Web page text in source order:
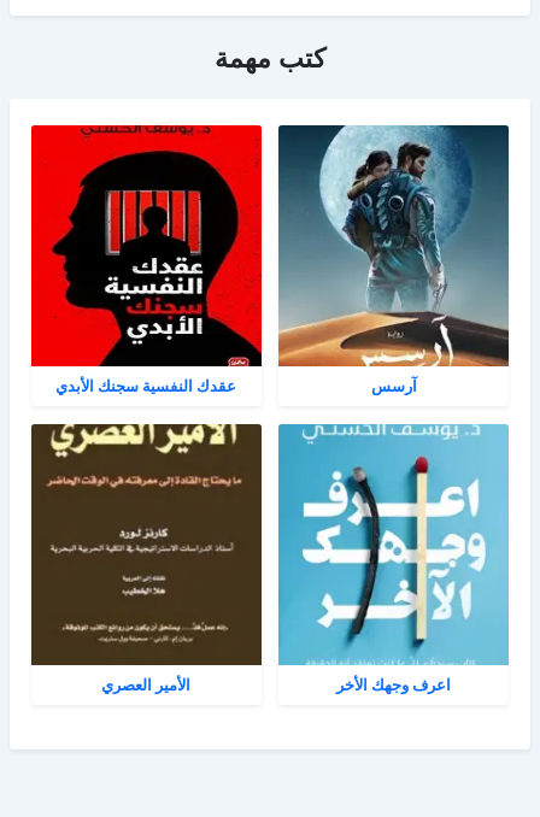
كتب مهمة
آرسس عقدك النفسية سجنك الأبدي
اعرف وجهك الأخر الأمير العصري